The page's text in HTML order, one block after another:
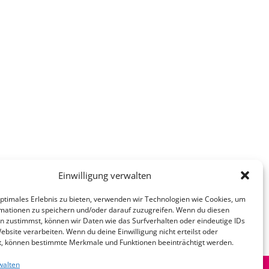
Einwilligung verwalten
Erlebnis zu bieten, verwenden wir Technologien wie Cookies, um
zu speichern und/oder darauf zuzugreifen. Wenn du diesen
zustimmst, können wir Daten wie das Surfverhalten oder eindeutige IDs
verarbeiten. Wenn du deine Einwilligung nicht erteilst oder
können bestimmte Merkmale und Funktionen beeinträchtigt werden.